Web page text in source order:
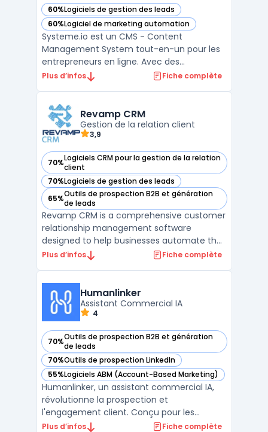
60%Logiciels de gestion des leads
— voir Systeme.io dans cette catégorie
60%Logiciel de marketing automation
— voir Systeme.io dans cette catégorie
Systeme.io est un CMS - Content
Management System tout-en-un pour les
entrepreneurs en ligne. Avec des
fonctionnalités comme la création de
marketing et l'affiliation, il permet aux
Plus d’infos Fiche complète
Revamp CRM
Gestion de la relation client
3,9
70%Logiciels CRM pour la gestion de la relation
client
— voir Revamp CRM dans cette catégorie
70%Logiciels de gestion des leads
— voir Revamp CRM dans cette catégorie
65%Outils de prospection B2B et génération
de leads
— voir Revamp CRM dans cette catégorie
Revamp CRM is a comprehensive customer
relationship management software
designed to help businesses automate their
marketing automation process and
Revamp CRM simplifies lead tracking, email
marketing, custome ...
Plus d’infos Fiche complète
Humanlinker
Assistant Commercial IA
4
70%Outils de prospection B2B et génération
de leads
— voir Humanlinker dans cette catégorie
70%Outils de prospection LinkedIn
— voir Humanlinker dans cette catégorie
55%Logiciels ABM (Account-Based Marketing)
— voir Humanlinker dans cette catégorie
Humanlinker, un assistant commercial IA,
révolutionne la prospection et
l'engagement client. Conçu pour les
équipes de vente, ce logiciel utilise
Plus d’infos Fiche complète